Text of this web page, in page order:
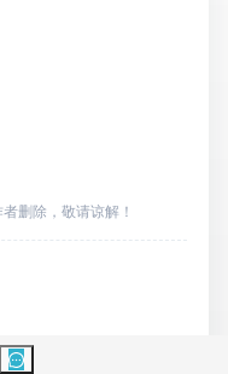
删除，敬请谅解！